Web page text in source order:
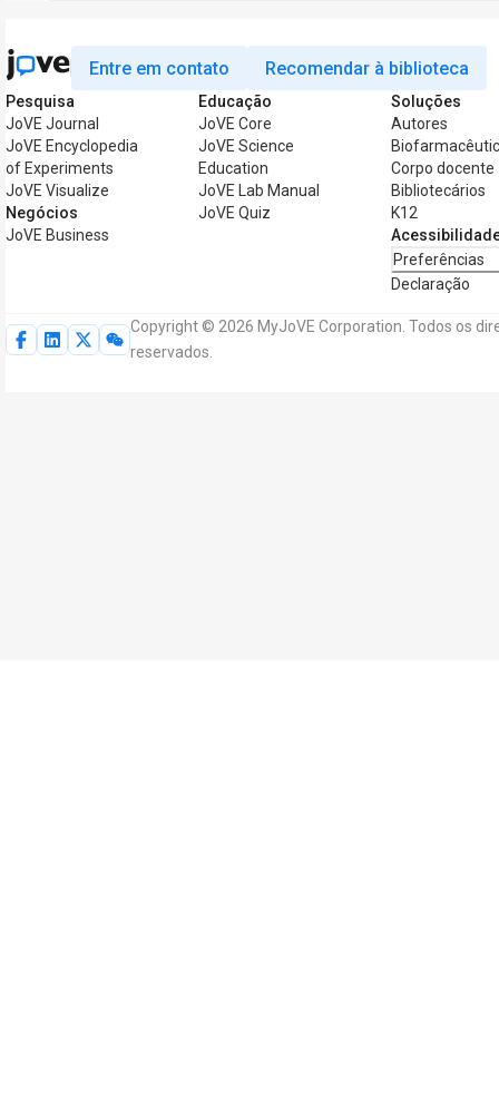
Entre em contato Recomendar à biblioteca
Pesquisa
JoVE Journal
JoVE Encyclopedia
of Experiments
JoVE Visualize
Negócios
JoVE Business
Educação
JoVE Core
JoVE Science
Education
JoVE Lab Manual
JoVE Quiz
Soluções
Autores
Corpo docente
Bibliotecários
K12
Preferências
Declaração
Copyright © 2026 MyJoVE Corporation. Todos os
reservados.